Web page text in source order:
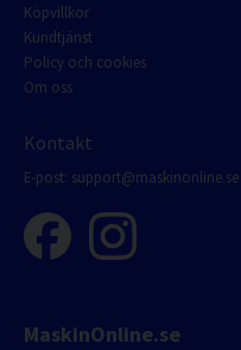
Köpvillkor
Kundtjänst
Policy och cookies
Om oss
Kontakt
E-post: support@maskinonline.se
MaskinOnline.se